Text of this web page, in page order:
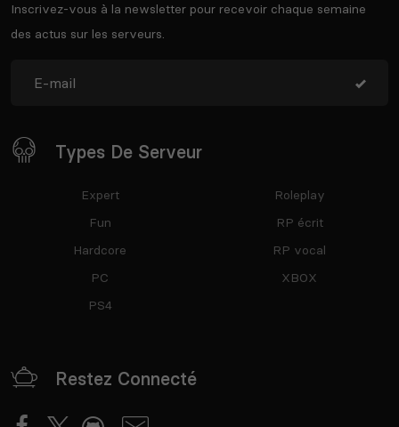
Inscrivez-vous à la newsletter pour recevoir chaque semaine
des actus sur les serveurs.
Types De Serveur
Expert
Fun
Hardcore
PC
PS4
Roleplay
RP écrit
RP vocal
XBOX
Restez Connecté